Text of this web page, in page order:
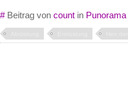
#Beitrag von count in Punorama